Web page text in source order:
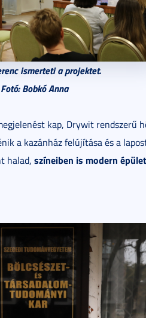
ismerteti a projektet.
Fotó: Bobkó Anna
kap, Drywit rendszerű
a kazánház felújítása és a
halad, színeiben is modern